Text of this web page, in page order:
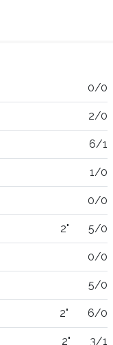
0/0
2/0
6/1
1/0
0/0
2" 5/0
0/0
5/0
2" 6/0
2" 3/1